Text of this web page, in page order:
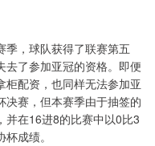
季，球队获得了联赛第五
去了参加亚冠的资格。即便
柜配资，也同样无法参加亚
决赛，但本赛季由于抽签的
并在16进8的比赛中以0比3
成绩。